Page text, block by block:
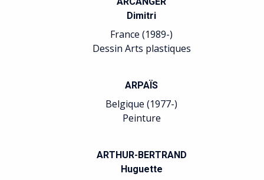
Dimitri
France (1989-)
Dessin Arts plastiques
ARPAÏS
Belgique (1977-)
Peinture
ARTHUR-BERTRAND
Huguette